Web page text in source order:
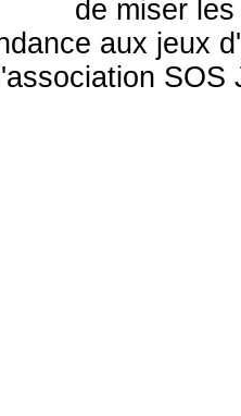
de miser
aux jeux